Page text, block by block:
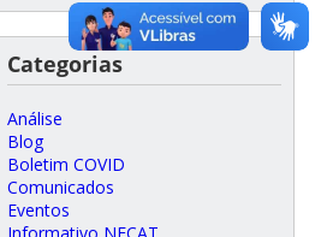
Categorias
Análise
Blog
Boletim COVID
Comunicados
Eventos